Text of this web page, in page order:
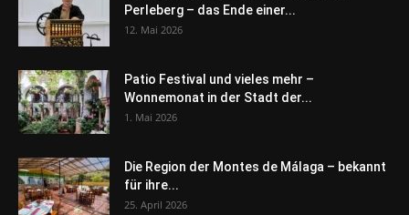
Perleberg – das Ende einer...
12. Mai 2026
Patio Festival und vieles mehr –
Wonnemonat in der Stadt der...
1. Mai 2026
Die Region der Montes de Málaga – bekannt
für ihre...
25. April 2026